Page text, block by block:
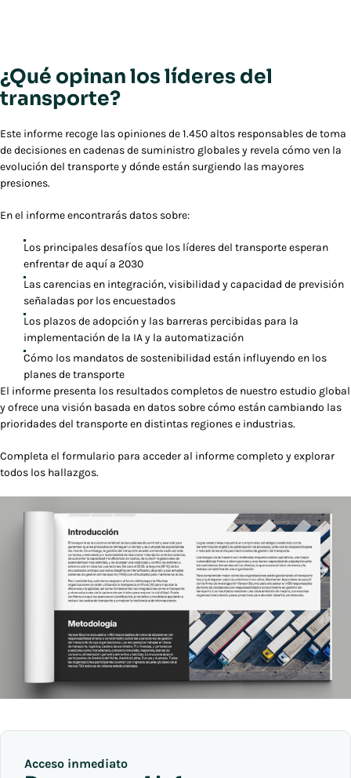
¿Qué opinan los líderes del
transporte?
Este informe recoge las opiniones de 1.450 altos responsables de toma
de decisiones en cadenas de suministro globales y revela cómo ven la
evolución del transporte y dónde están surgiendo las mayores
presiones.
En el informe encontrarás datos sobre:
Los principales desafíos que los líderes del transporte esperan
enfrentar de aquí a 2030
Las carencias en integración, visibilidad y capacidad de previsión
señaladas por los encuestados
Los plazos de adopción y las barreras percibidas para la
implementación de la IA y la automatización
Cómo los mandatos de sostenibilidad están influyendo en los
planes de transporte
El informe presenta los resultados completos de nuestro estudio global
y ofrece una visión basada en datos sobre cómo están cambiando las
prioridades del transporte en distintas regiones e industrias.
Completa el formulario para acceder al informe completo y explorar
todos los hallazgos.
Acceso inmediato